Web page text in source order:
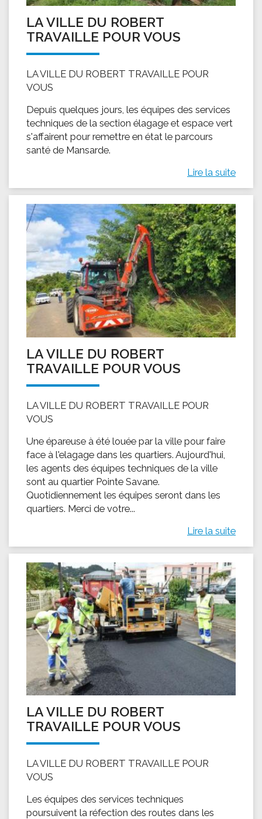
LA VILLE DU ROBERT
TRAVAILLE POUR VOUS
LA VILLE DU ROBERT TRAVAILLE POUR
VOUS
Depuis quelques jours, les équipes des services
techniques de la section élagage et espace vert
s'affairent pour remettre en état le parcours
santé de Mansarde.
Lire la suite
LA VILLE DU ROBERT
TRAVAILLE POUR VOUS
LA VILLE DU ROBERT TRAVAILLE POUR
VOUS
Une épareuse à été louée par la ville pour faire
face à l'elagage dans les quartiers. Aujourd'hui,
les agents des équipes techniques de la ville
sont au quartier Pointe Savane.
Quotidiennement les équipes seront dans les
quartiers. Merci de votre...
Lire la suite
LA VILLE DU ROBERT
TRAVAILLE POUR VOUS
LA VILLE DU ROBERT TRAVAILLE POUR
VOUS
Les équipes des services techniques
poursuivent la réfection des routes dans les